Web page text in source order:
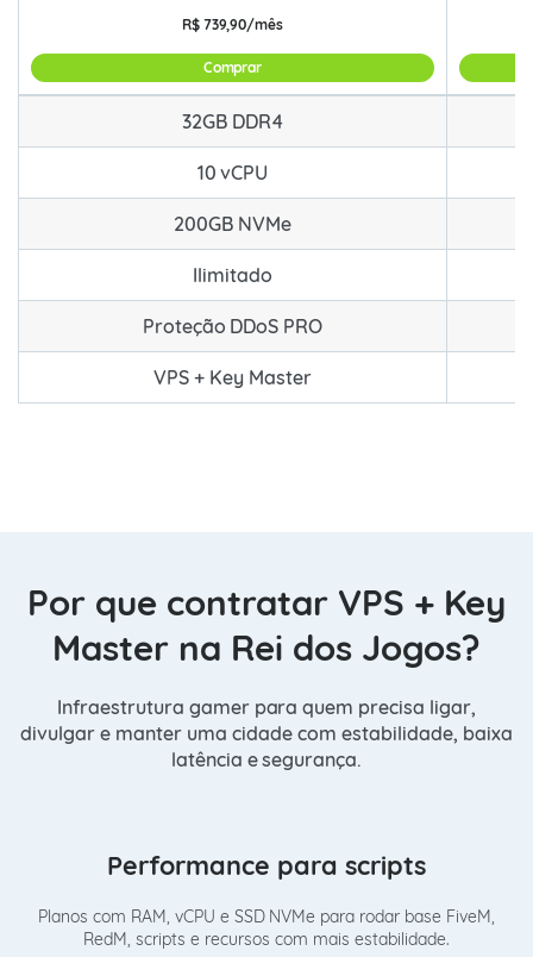
R$ 739,90/mês
Comprar
32GB DDR4
10 vCPU
200GB NVMe
Ilimitado
Proteção DDoS PRO
VPS + Key Master
Por que contratar VPS + Key
Master na Rei dos Jogos?
Infraestrutura gamer para quem precisa ligar,
divulgar e manter uma cidade com estabilidade, baixa
latência e segurança.
Performance para scripts
Planos com RAM, vCPU e SSD NVMe para rodar base FiveM,
RedM, scripts e recursos com mais estabilidade.